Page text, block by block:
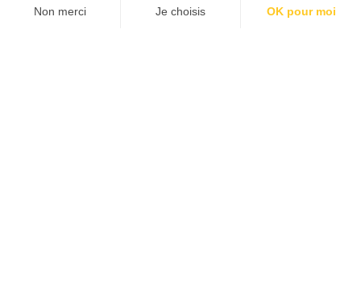
Non merci Je choisis OK pour moi